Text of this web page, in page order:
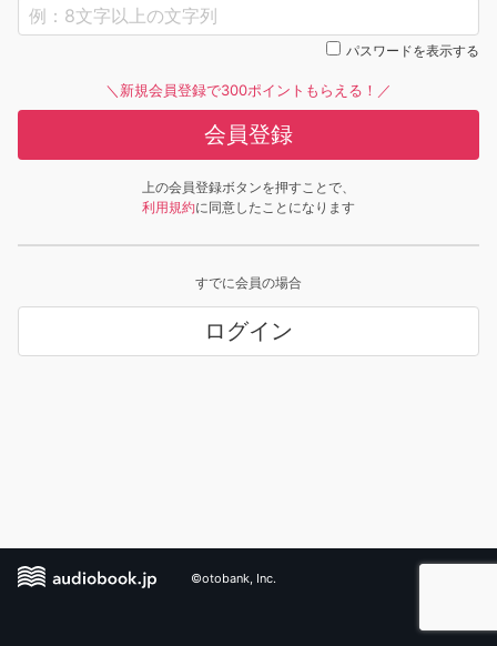
パスワードを表示する
＼新規会員登録で300ポイントもらえる！／
会員登録
上の会員登録ボタンを押すことで、
利用規約に同意したことになります
すでに会員の場合
ログイン
©otobank, Inc.